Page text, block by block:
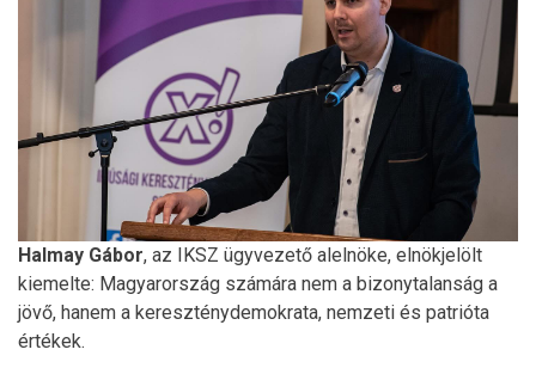
Halmay Gábor, az IKSZ ügyvezető alelnöke, elnökjelölt
kiemelte: Magyarország számára nem a bizonytalanság a
jövő, hanem a kereszténydemokrata, nemzeti és patrióta
értékek.